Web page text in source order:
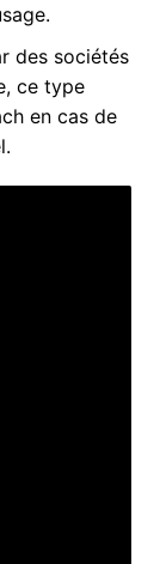
des sociétés
ce type
en cas de